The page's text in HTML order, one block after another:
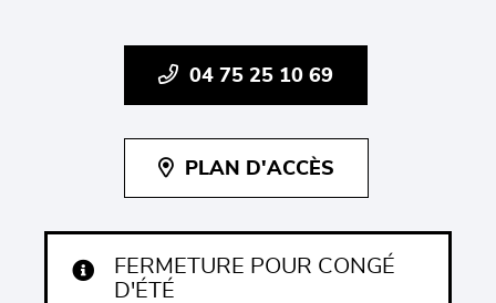
04 75 25 10 69
PLAN D'ACCÈS
FERMETURE POUR CONGÉ
D'ÉTÉ